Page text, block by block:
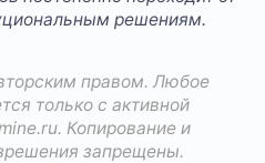
решениям.
правом. Любое
только с активной
. Копирование и
запрещены.